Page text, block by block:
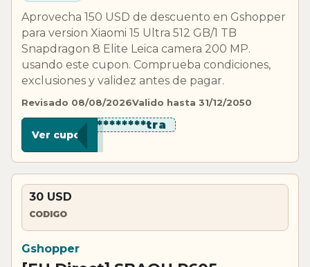
Aprovecha 150 USD de descuento en Gshopper
para version Xiaomi 15 Ultra 512 GB/1 TB
Snapdragon 8 Elite Leica camera 200 MP.
usando este cupon. Comprueba condiciones,
exclusiones y validez antes de pagar.
Revisado 08/08/2026Valido hasta 31/12/2050
************tra
Ver cupon
30 USD
CODIGO
Gshopper